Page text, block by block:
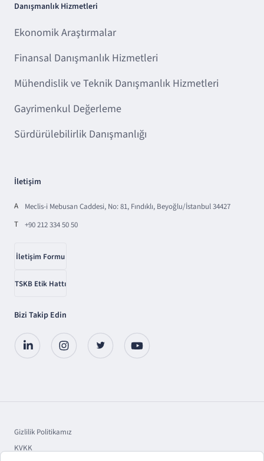
Danışmanlık Hizmetleri
Ekonomik Araştırmalar
Finansal Danışmanlık Hizmetleri
Mühendislik ve Teknik Danışmanlık Hizmetleri
Gayrimenkul Değerleme
Sürdürülebilirlik Danışmanlığı
İletişim
A
Meclis-i Mebusan Caddesi, No: 81, Fındıklı, Beyoğlu/İstanbul 34427
T
+90 212 334 50 50
İletişim Formu
TSKB Etik Hattı
Bizi Takip Edin
Gizlilik Politikamız
KVKK